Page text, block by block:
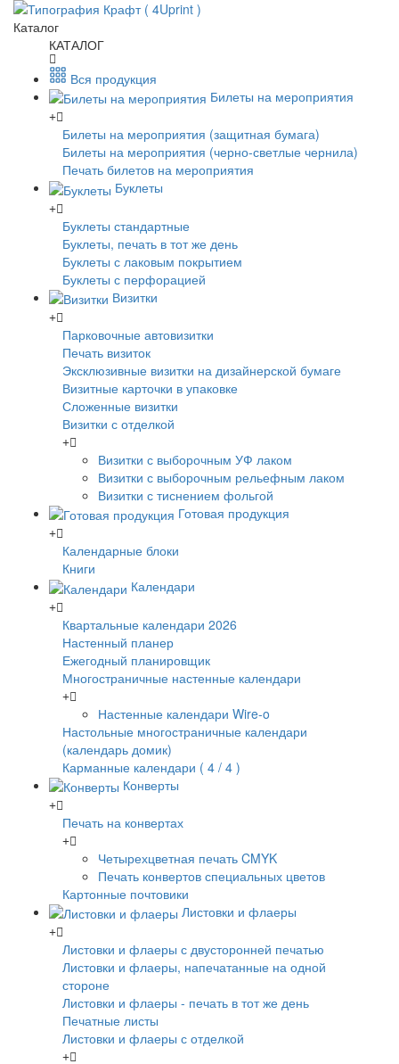
Каталог
КАТАЛОГ
Вся продукция
Билеты на мероприятия
Билеты на мероприятия (защитная бумага)
Билеты на мероприятия (черно-светлые чернила)
Печать билетов на мероприятия
Буклеты
Буклеты стандартные
Буклеты, печать в тот же день
Буклеты с лаковым покрытием
Буклеты с перфорацией
Визитки
Парковочные автовизитки
Печать визиток
Эксклюзивные визитки на дизайнерской бумаге
Визитные карточки в упаковке
Сложенные визитки
Визитки с отделкой
Визитки с выборочным УФ лаком
Визитки с выборочным рельефным лаком
Визитки с тиснением фольгой
Готовая продукция
Календарные блоки
Книги
Календари
Квартальные календари 2026
Настенный планер
Ежегодный планировщик
Многостраничные настенные календари
Настенные календари Wire-o
Настольные многостраничные календари
(календарь домик)
Карманные календари ( 4 / 4 )
Конверты
Печать на конвертах
Четырехцветная печать CMYK
Печать конвертов специальных цветов
Картонные почтовики
Листовки и флаеры
Листовки и флаеры с двусторонней печатью
Листовки и флаеры, напечатанные на одной
стороне
Листовки и флаеры - печать в тот же день
Печатные листы
Листовки и флаеры с отделкой